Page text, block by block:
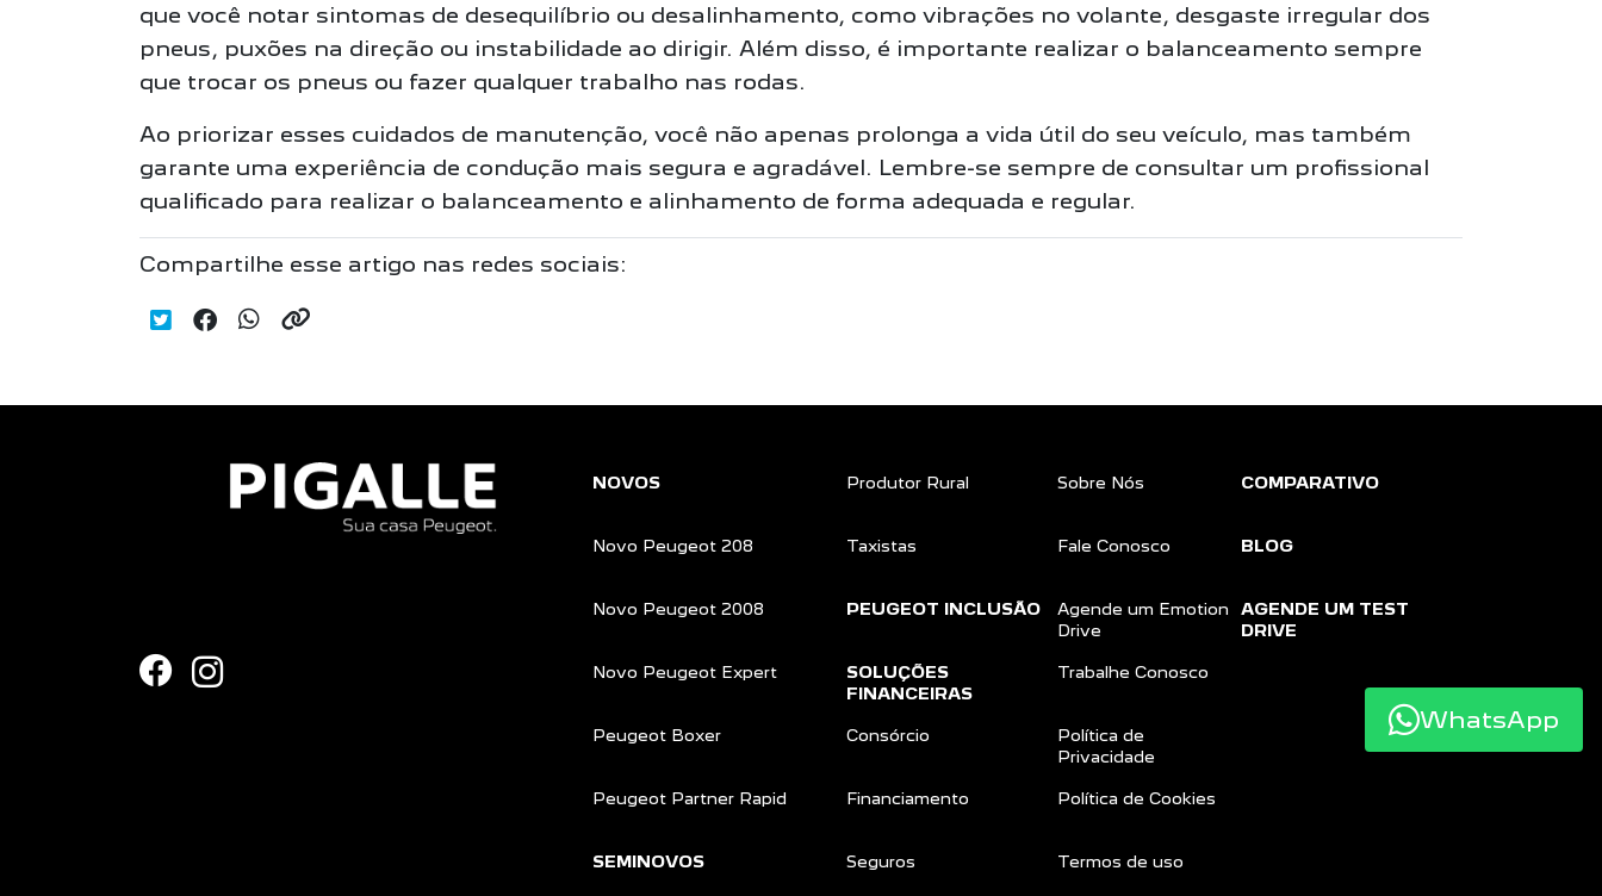
que você notar sintomas de desequilíbrio ou desalinhamento, como vibrações no volante, desgaste irregular dos
pneus, puxões na direção ou instabilidade ao dirigir. Além disso, é importante realizar o balanceamento sempre
que trocar os pneus ou fazer qualquer trabalho nas rodas.
Ao priorizar esses cuidados de manutenção, você não apenas prolonga a vida útil do seu veículo, mas também
garante uma experiência de condução mais segura e agradável. Lembre-se sempre de consultar um profissional
qualificado para realizar o balanceamento e alinhamento de forma adequada e regular.
Compartilhe esse artigo nas redes sociais:
NOVOS
Novo Peugeot 208
Novo Peugeot 2008
Novo Peugeot Expert
Peugeot Boxer
Peugeot Partner Rapid
SEMINOVOS
Produtor Rural
Taxistas
PEUGEOT INCLUSÃO
SOLUÇÕES
FINANCEIRAS
Consórcio
Financiamento
Seguros
Sobre Nós
Fale Conosco
Agende um Emotion
Drive
Trabalhe Conosco
Política de
Privacidade
Política de Cookies
Termos de uso
COMPARATIVO
BLOG
AGENDE UM TEST
DRIVE
WhatsApp